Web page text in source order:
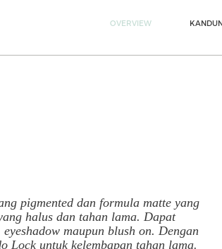
OVERVIEW
pigmenteddan formula matteyang
halus dan tahan lama. Dapat
eyeshadowmaupun blush on. Dengan
Lockuntuk kelembapan tahan lama.